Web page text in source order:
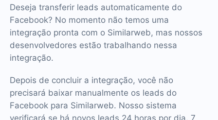
Deseja transferir leads automaticamente do
Facebook? No momento não temos uma
integração pronta com o Similarweb, mas nossos
desenvolvedores estão trabalhando nessa
integração.
Depois de concluir a integração, você não
precisará baixar manualmente os leads do
Facebook para Similarweb. Nosso sistema
verificará se há novos leads 24 horas por dia, 7